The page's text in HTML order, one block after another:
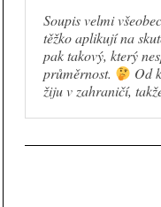
Soupis velmi
těžko aplikují na
pak takový, který
průměrnost.
Od
žiju v zahraničí,